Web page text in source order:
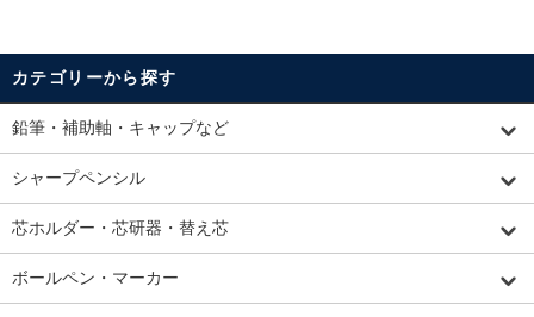
カテゴリーから探す
鉛筆・補助軸・キャップなど
シャープペンシル
芯ホルダー・芯研器・替え芯
ボールペン・マーカー